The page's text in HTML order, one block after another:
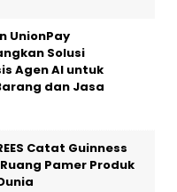
UnionPay
Solusi
Agen AI untuk
dan Jasa
Catat Guinness
Pamer Produk